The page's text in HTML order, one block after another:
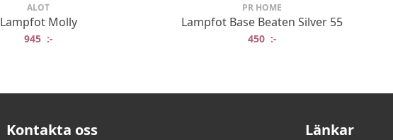
ALOT
Lampfot Molly
945 :-
PR HOME
Lampfot Base Beaten Silver 55
450 :-
Kontakta oss Länkar